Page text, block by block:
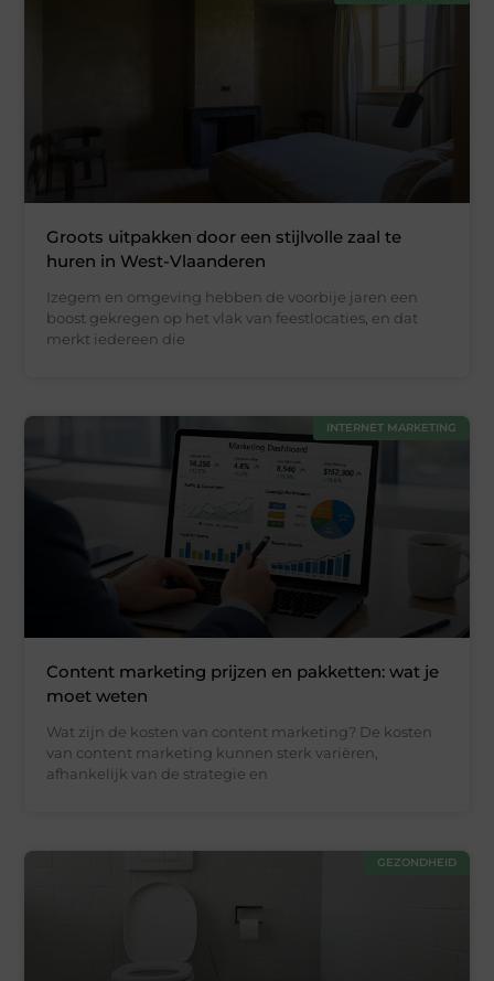
Groots uitpakken door een stijlvolle zaal te
huren in West-Vlaanderen
Izegem en omgeving hebben de voorbije jaren een
boost gekregen op het vlak van feestlocaties, en dat
merkt iedereen die
INTERNET MARKETING
Content marketing prijzen en pakketten: wat je
moet weten
Wat zijn de kosten van content marketing? De kosten
van content marketing kunnen sterk variëren,
afhankelijk van de strategie en
GEZONDHEID